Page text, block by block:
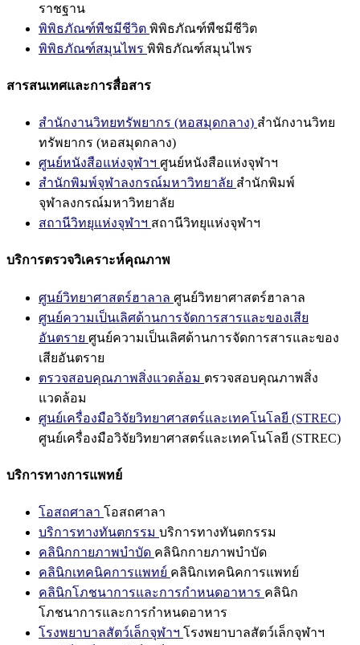
ราชฐาน
พิพิธภัณฑ์พืชมีชีวิต พิพิธภัณฑ์พืชมีชีวิต
พิพิธภัณฑ์สมุนไพร พิพิธภัณฑ์สมุนไพร
สารสนเทศและการสื่อสาร
สำนักงานวิทยทรัพยากร (หอสมุดกลาง) สำนักงานวิทย
ทรัพยากร (หอสมุดกลาง)
ศูนย์หนังสือแห่งจุฬาฯ ศูนย์หนังสือแห่งจุฬาฯ
สำนักพิมพ์จุฬาลงกรณ์มหาวิทยาลัย สำนักพิมพ์
จุฬาลงกรณ์มหาวิทยาลัย
สถานีวิทยุแห่งจุฬาฯ สถานีวิทยุแห่งจุฬาฯ
บริการตรวจวิเคราะห์คุณภาพ
ศูนย์วิทยาศาสตร์ฮาลาล ศูนย์วิทยาศาสตร์ฮาลาล
ศูนย์ความเป็นเลิศด้านการจัดการสารและของเสีย
อันตราย ศูนย์ความเป็นเลิศด้านการจัดการสารและของ
เสียอันตราย
ตรวจสอบคุณภาพสิ่งแวดล้อม ตรวจสอบคุณภาพสิ่ง
แวดล้อม
ศูนย์เครื่องมือวิจัยวิทยาศาสตร์และเทคโนโลยี (STREC)
ศูนย์เครื่องมือวิจัยวิทยาศาสตร์และเทคโนโลยี (STREC)
บริการทางการแพทย์
โอสถศาลา โอสถศาลา
บริการทางทันตกรรม บริการทางทันตกรรม
คลินิกกายภาพบำบัด คลินิกกายภาพบำบัด
คลินิกเทคนิคการแพทย์ คลินิกเทคนิคการแพทย์
คลินิกโภชนาการและการกำหนดอาหาร คลินิก
โภชนาการและการกำหนดอาหาร
โรงพยาบาลสัตว์เล็กจุฬาฯ โรงพยาบาลสัตว์เล็กจุฬาฯ